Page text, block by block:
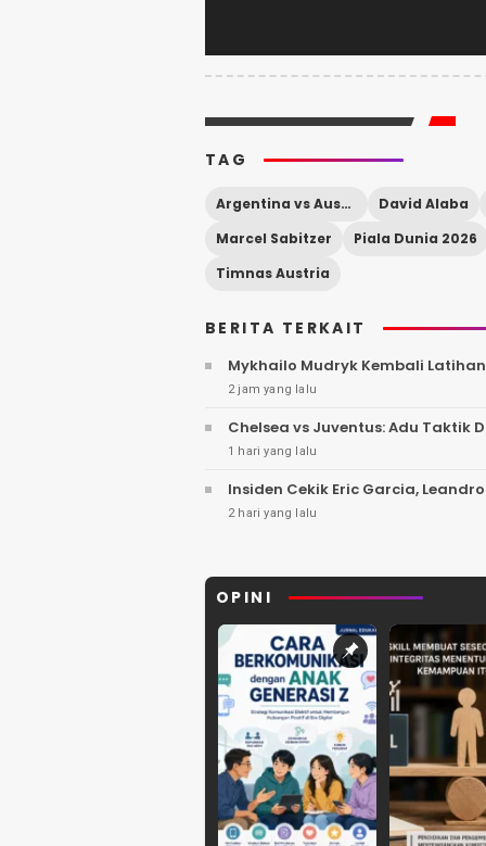
TAG
Argentina vs Austria
David Alaba
Marcel Sabitzer
Piala Dunia 2026
Timnas Austria
BERITA TERKAIT
Mykhailo Mudryk Kembali
2 jam yang lalu
Chelsea vs Juventus: Adu Taktik
1 hari yang lalu
Insiden Cekik Eric Garcia,
2 hari yang lalu
OPINI